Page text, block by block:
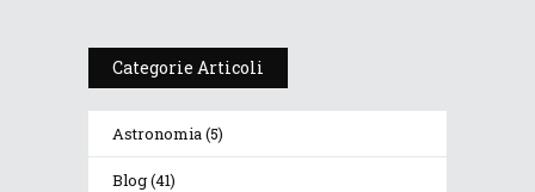
Categorie Articoli
Astronomia(5)
Blog(41)